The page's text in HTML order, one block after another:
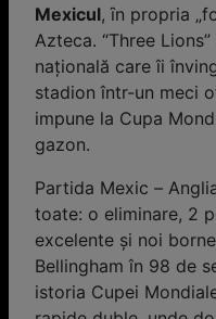
Mexicul, ȋn propria
Azteca. “Three
națională care îi
stadion într-un meci
impune la Cupa
gazon.
Partida Mexic –
toate: o eliminare, 2
excelente și noi
Bellingham în 98 de
istoria Cupei